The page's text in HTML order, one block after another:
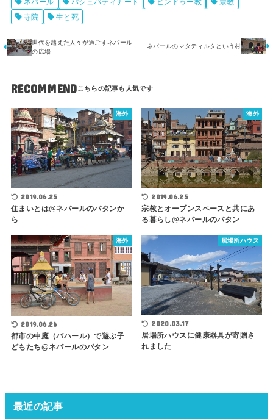
ネパール パシュパティナート ヒンドゥー教
宗教
寺院
生と死
世代を越えた人々が過ごすネパール
の広場
ネパールのマタティルタという村
RECOMMEND
海外
2019.06.25
住まいとは@ネパールのパタンか
ら
海外
2019.06.25
宗教とオープンスペースと共にあ
る暮らし@ネパールのパタン
海外
2019.06.26
都市の中庭（バハール）で遊ぶ子
どもたち@ネパールのパタン
居場所ハウス
2020.03.17
居場所ハウスに健康器具が寄贈さ
れました
最近の記事